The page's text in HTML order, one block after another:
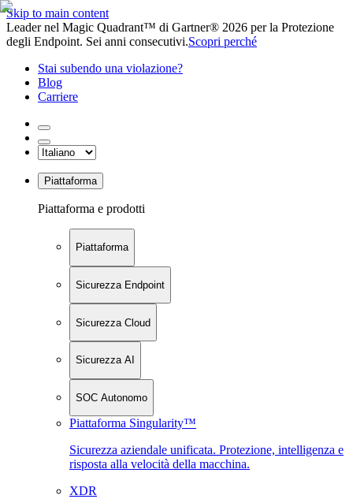
Skip to main content
Leader nel Magic Quadrant™ di Gartner® 2026 per la Protezione
degli Endpoint. Sei anni consecutivi.Scopri perché
Stai subendo una violazione?
Blog
Carriere
Piattaforma
Piattaforma e prodotti
Piattaforma
Sicurezza Endpoint
Sicurezza Cloud
Sicurezza AI
SOC Autonomo
Piattaforma Singularity™
Sicurezza aziendale unificata. Protezione, intelligenza e
risposta alla velocità della macchina.
XDR